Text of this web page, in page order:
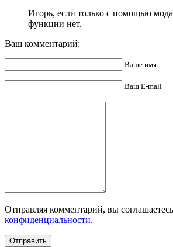
Игорь, если только с помощью
функции нет.
Ваш комментарий:
Ваше имя
Ваш E-mail
Отправляя комментарий, вы
конфиденциальности.